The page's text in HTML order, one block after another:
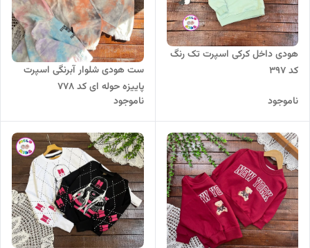
‎هودی داخل کرکی اسپرت تک رنگ
کد 397
ناموجود
ست هودی شلوار آبرنگی اسپرت
پاییزه حوله ای کد ۷۷۸
ناموجود